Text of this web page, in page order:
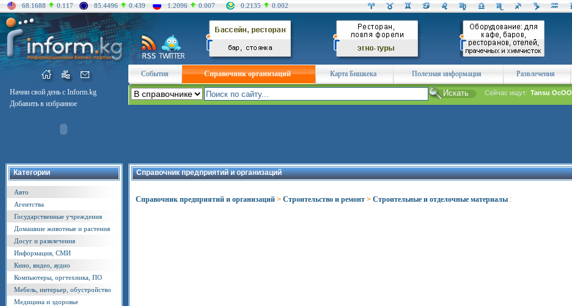
68.1688 0.117 85.4496 0.439 1.2096 0.007 0.2135 0.002
Начни свой день с Inform.kg
Добавить в избранное
События Справочник организаций Карта Бишкека Полезная информация Развлечения
Сейчас ищут: Tansu ОсОО
Категории
Авто
Агентства
Государственные учреждения
Домашние животные и растения
Досуг и развлечения
Информация, СМИ
Кино, видео, аудио
Компьютеры, оргтехника, ПО
Мебель, интерьер, обустройство
Медицина и здоровье
Справочник предприятий и организаций
Справочник предприятий и организаций > Строительство и ремонт > Строительные и отделочные материалы :